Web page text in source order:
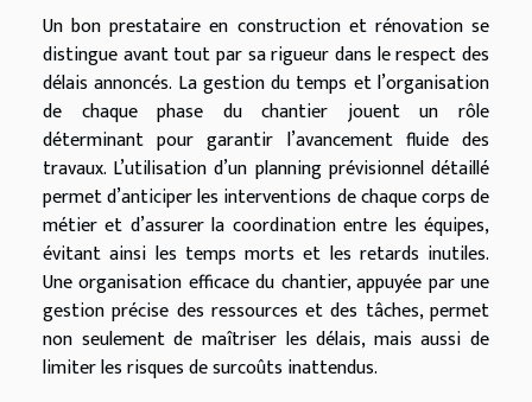
Un bon prestataire en construction et rénovation se
distingue avant tout par sa rigueur dans le respect des
délais annoncés. La gestion du temps et l’organisation
de chaque phase du chantier jouent un rôle
déterminant pour garantir l’avancement fluide des
travaux. L’utilisation d’un planning prévisionnel détaillé
permet d’anticiper les interventions de chaque corps de
métier et d’assurer la coordination entre les équipes,
évitant ainsi les temps morts et les retards inutiles.
Une organisation efficace du chantier, appuyée par une
gestion précise des ressources et des tâches, permet
non seulement de maîtriser les délais, mais aussi de
limiter les risques de surcoûts inattendus.